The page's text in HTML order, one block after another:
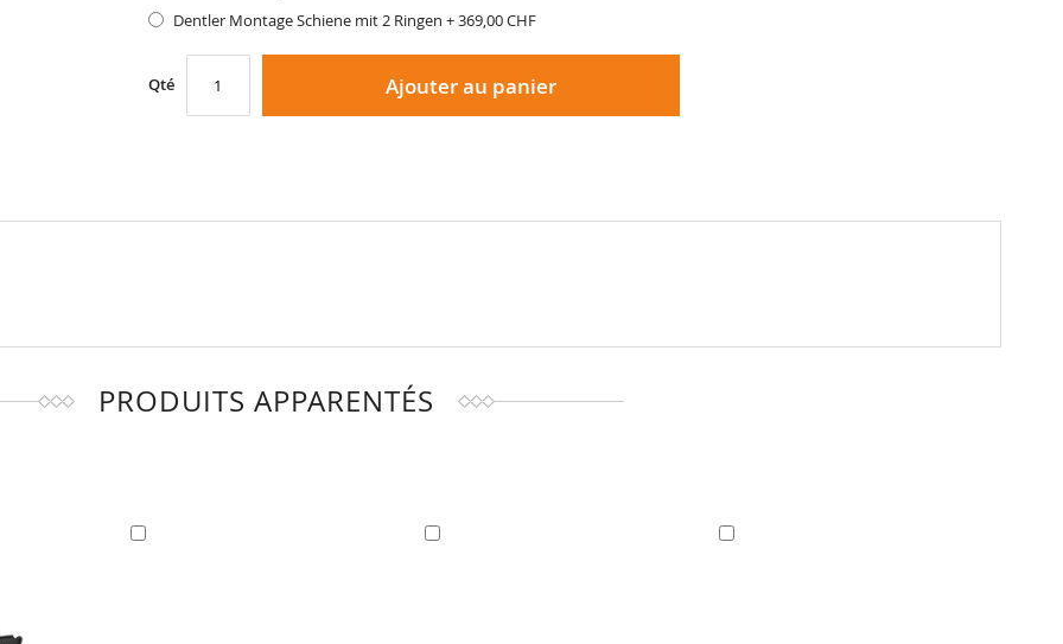
Dentler Montage Schiene mit 2 Ringen +369,00 CHF
Qté Ajouter au panier
PRODUITS APPARENTÉS